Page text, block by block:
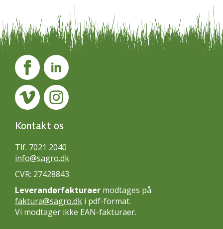
Kontakt os
Tlf. 7021 2040
info@sagro.dk
CVR: 27428843
Leverandørfakturaer modtages på
faktura@sagro.dk i pdf-format.
Vi modtager ikke EAN-fakturaer.